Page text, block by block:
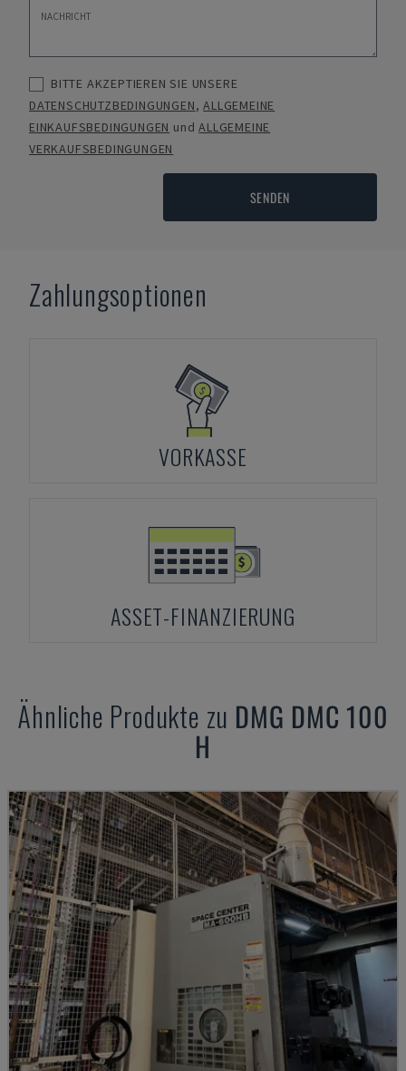
BITTE AKZEPTIEREN SIE UNSERE
DATENSCHUTZBEDINGUNGEN,ALLGEMEINE
EINKAUFSBEDINGUNGEN undALLGEMEINE
VERKAUFSBEDINGUNGEN
SENDEN
Zahlungsoptionen
VORKASSE
ASSET-FINANZIERUNG
Ähnliche Produkte zu DMG DMC 100
H